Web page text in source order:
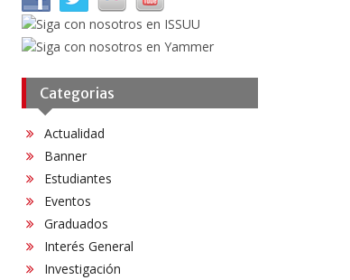
Categorias
Actualidad
Banner
Estudiantes
Eventos
Graduados
Interés General
Investigación